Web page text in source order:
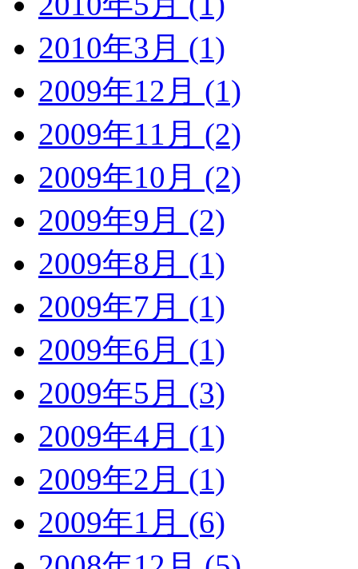
2010年3月 (1)
2009年12月 (1)
2009年11月 (2)
2009年10月 (2)
2009年9月 (2)
2009年8月 (1)
2009年7月 (1)
2009年6月 (1)
2009年5月 (3)
2009年4月 (1)
2009年2月 (1)
2009年1月 (6)